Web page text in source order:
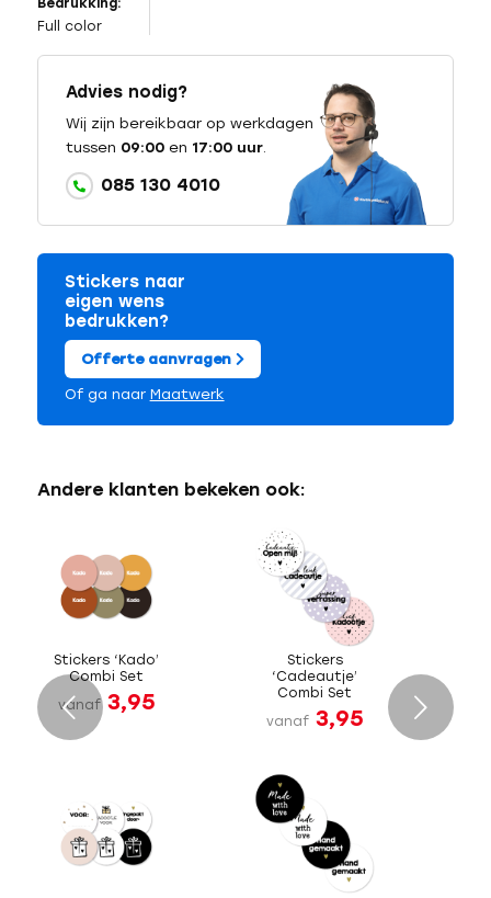
Bedrukking:
Full color
Advies nodig?
Wij zijn bereikbaar op werkdagen
tussen 09:00en 17:00 uur.
085 130 4010
Stickers naar
eigen wens
bedrukken?
Offerte aanvragen
Of ga naar Maatwerk
Andere klanten bekeken ook:
Stickers ‘Kado’
Combi Set
vanaf 3,95
Stickers
‘Cadeautje’
Combi Set
vanaf 3,95
Volgende